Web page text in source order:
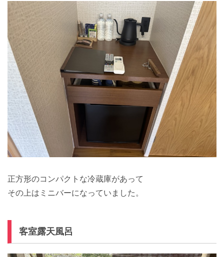
正方形のコンパクトな冷蔵庫があって
その上はミニバーになっていました。
客室露天風呂